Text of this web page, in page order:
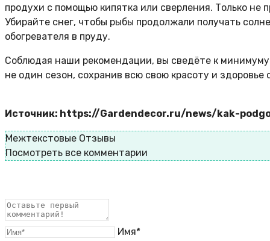
продухи с помощью кипятка или сверления. Только
Убирайте снег, чтобы рыбы продолжали получать
обогревателя в пруду.
Соблюдая наши рекомендации, вы сведёте к
не один сезон, сохранив всю свою красоту и здоровье
Источник: https://Gardendecor.ru/news/kak-
Межтекстовые Отзывы
Посмотреть все комментарии
Имя*